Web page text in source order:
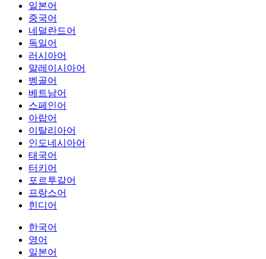
일본어
중국어
네덜란드어
독일어
러시아어
말레이시아어
벵골어
베트남어
스페인어
아랍어
이탈리아어
인도네시아어
태국어
터키어
포르투갈어
프랑스어
힌디어
한국어
영어
일본어